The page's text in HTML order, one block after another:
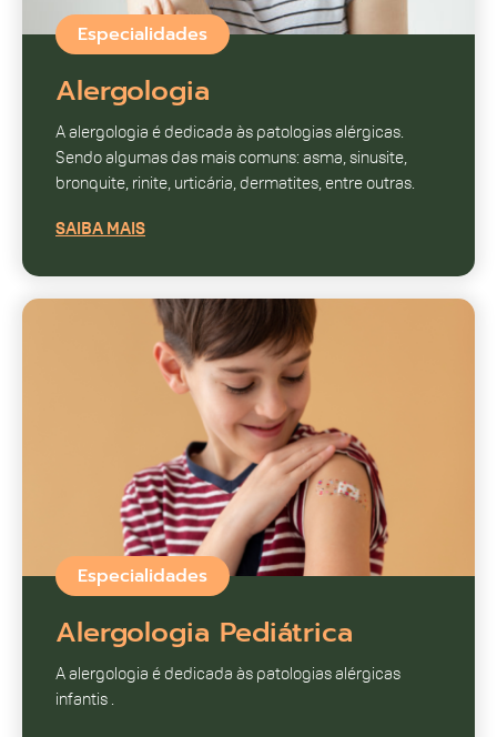
Especialidades
Alergologia
A alergologia é dedicada às patologias alérgicas.
Sendo algumas das mais comuns: asma, sinusite,
bronquite, rinite, urticária, dermatites, entre outras.
SAIBA MAIS
Especialidades
Alergologia Pediátrica
A alergologia é dedicada às patologias alérgicas
infantis .